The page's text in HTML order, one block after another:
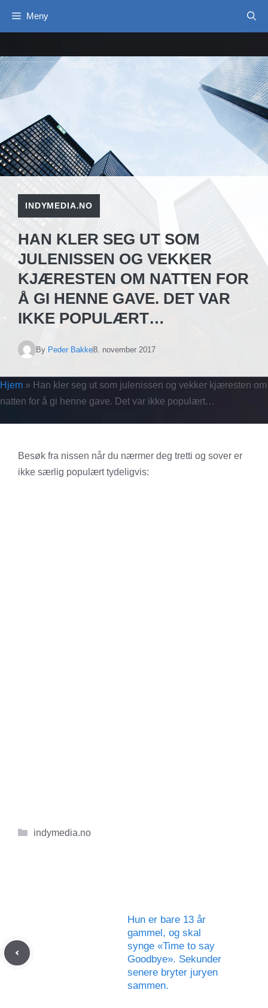
Meny
INDYMEDIA.NO
HAN KLER SEG UT SOM
JULENISSEN OG VEKKER
KJÆRESTEN OM NATTEN FOR
Å GI HENNE GAVE. DET VAR
IKKE POPULÆRT…
By Peder Bakke8. november 2017
Hjem » Han kler seg ut som julenissen og vekker kjæresten om
natten for å gi henne gave. Det var ikke populært…
Besøk fra nissen når du nærmer deg tretti og sover er
ikke særlig populært tydeligvis:
Kategorier
indymedia.no
Hun er bare 13 år
gammel, og skal
synge «Time to say
Goodbye». Sekunder
senere bryter juryen
sammen.